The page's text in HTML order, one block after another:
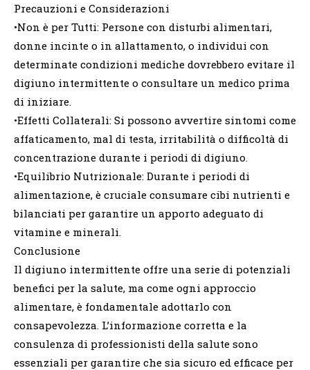
Precauzioni e Considerazioni
•Non è per Tutti: Persone con disturbi alimentari,
donne incinte o in allattamento, o individui con
determinate condizioni mediche dovrebbero evitare il
digiuno intermittente o consultare un medico prima
di iniziare.
•Effetti Collaterali: Si possono avvertire sintomi come
affaticamento, mal di testa, irritabilità o difficoltà di
concentrazione durante i periodi di digiuno.
•Equilibrio Nutrizionale: Durante i periodi di
alimentazione, è cruciale consumare cibi nutrienti e
bilanciati per garantire un apporto adeguato di
vitamine e minerali.
Conclusione
Il digiuno intermittente offre una serie di potenziali
benefici per la salute, ma come ogni approccio
alimentare, è fondamentale adottarlo con
consapevolezza. L’informazione corretta e la
consulenza di professionisti della salute sono
essenziali per garantire che sia sicuro ed efficace per